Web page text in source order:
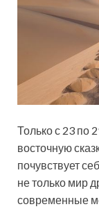
Только с 23 по
восточную
почувствует
не только мир
современные